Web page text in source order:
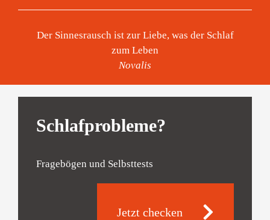
Der Sinnesrausch ist zur Liebe, was der Schlaf
zum Leben
Novalis
Schlafprobleme?
Fragebögen und Selbsttests
Jetzt checken